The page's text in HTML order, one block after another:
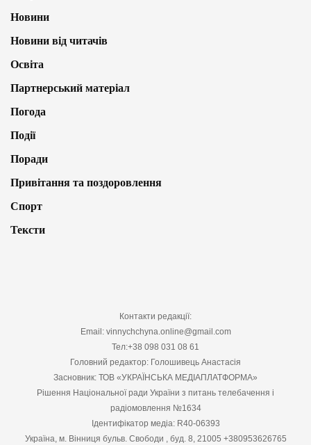
Новини
Новини від читачів
Освіта
Партнерський матеріал
Погода
Події
Поради
Привітання та поздоровлення
Спорт
Тексти
Контакти редакції:
Email: vinnychchyna.online@gmail.com
Тел:+38 098 031 08 61
Головний редактор: Голошивець Анастасія
Засновник: ТОВ «УКРАЇНСЬКА МЕДІАПЛАТФОРМА»
Рішення Національної ради України з питань телебачення і
радіомовлення №1634
Ідентифікатор медіа: R40-06393
Україна, м. Вінниця бульв. Свободи , буд. 8, 21005 +380953626765